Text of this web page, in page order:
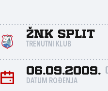
ŽNK Split
TRENUTNI KLUB
06.09.2009.
DATUM ROĐENJA